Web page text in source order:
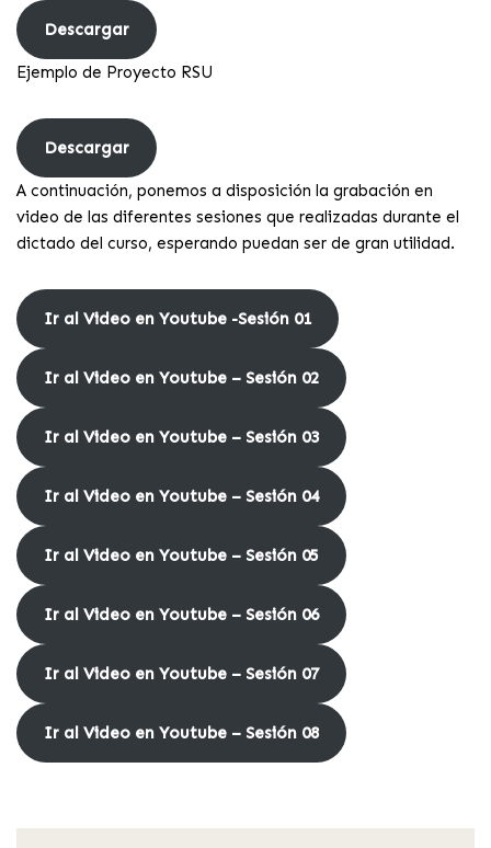
Descargar
Ejemplo de Proyecto RSU
Descargar
A continuación, ponemos a disposición la grabación en
video de las diferentes sesiones que realizadas durante el
dictado del curso, esperando puedan ser de gran utilidad.
Ir al Video en Youtube -Sesión 01
Ir al Video en Youtube – Sesión 02
Ir al Video en Youtube – Sesión 03
Ir al Video en Youtube – Sesión 04
Ir al Video en Youtube – Sesión 05
Ir al Video en Youtube – Sesión 06
Ir al Video en Youtube – Sesión 07
Ir al Video en Youtube – Sesión 08